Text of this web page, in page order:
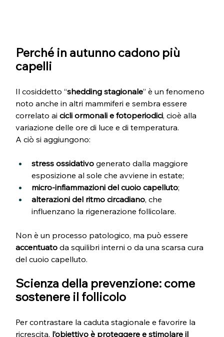
Perché in autunno cadono più
capelli
Il cosiddetto “shedding stagionale” è un fenomeno
noto anche in altri mammiferi e sembra essere
correlato ai cicli ormonali e fotoperiodici, cioè alla
variazione delle ore di luce e di temperatura.
A ciò si aggiungono:
stress ossidativo generato dalla maggiore
esposizione al sole che avviene in estate;
micro-infiammazioni del cuoio capelluto;
alterazioni del ritmo circadiano, che
influenzano la rigenerazione follicolare.
Non è un processo patologico, ma può essere
accentuato da squilibri interni o da una scarsa cura
del cuoio capelluto.
Scienza della prevenzione: come
sostenere il follicolo
Per contrastare la caduta stagionale e favorire la
ricrescita, l’obiettivo è proteggere e stimolare il